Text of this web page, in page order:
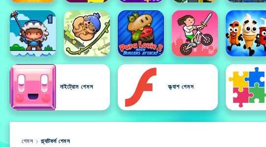
নাইট্রোম গেমস ফ্ল্যাশ গেমস
গেমস প্ল্যাটফর্ম গেমস